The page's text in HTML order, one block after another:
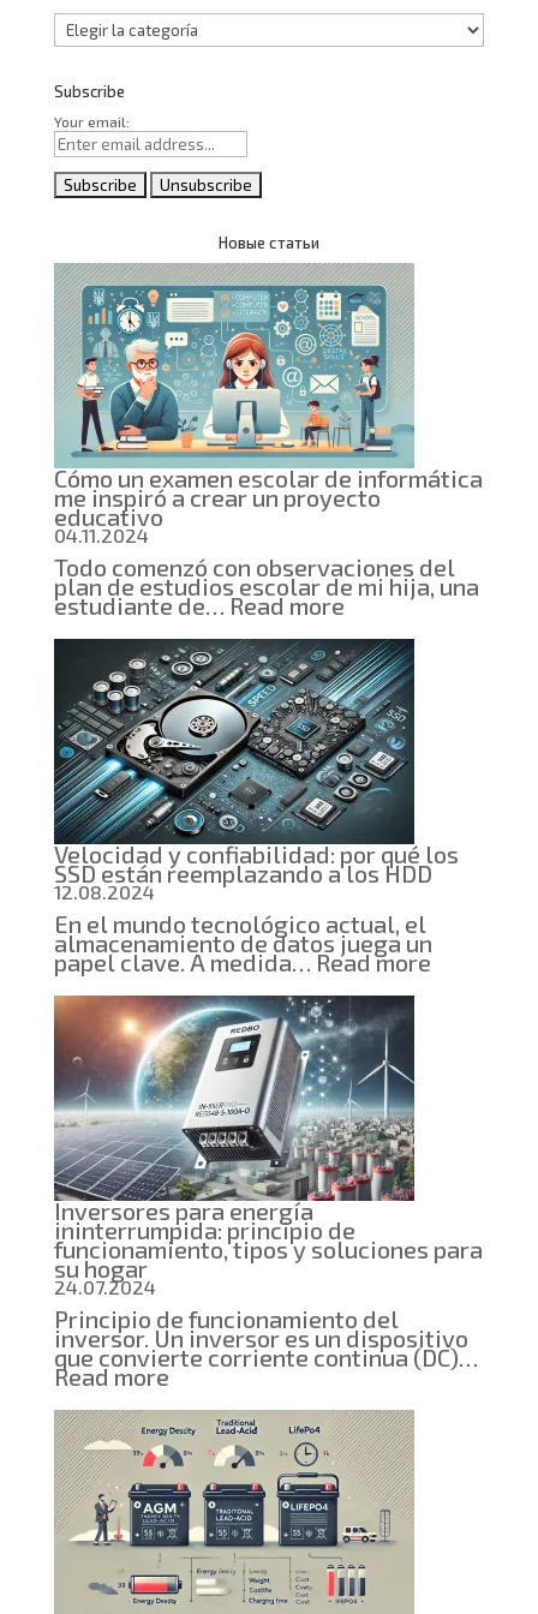
Categorías
Subscribe
Your email:
Новые статьи
Cómo un examen escolar de informática
me inspiró a crear un proyecto
educativo
04.11.2024
Todo comenzó con observaciones del
plan de estudios escolar de mi hija, una
estudiante de…Read more:
Cómo
un
examen
escolar
de
informática
me
inspiró
a
crear
un
educativo
Velocidad y confiabilidad: por qué los
SSD están reemplazando a los HDD
12.08.2024
En el mundo tecnológico actual, el
almacenamiento de datos juega un
papel clave. A medida…Read more:
Velocidad
Inversores para energía
ininterrumpida: principio de
funcionamiento, tipos y soluciones para
su hogar
24.07.2024
Principio de funcionamiento del
inversor. Un inversor es un dispositivo
que convierte corriente continua (DC)…
Read more:
Inversores
para
energía
ininterrumpida:
principio
de
funcionamiento,
tipos
y
soluciones
para
su